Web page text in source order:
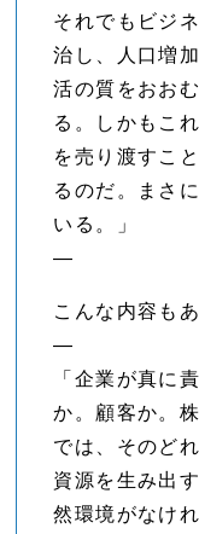
それでもビジ
治し、人口増
活の質をおお
る。しかもこ
を売り渡すこ
るのだ。まさ
いる。」
—
こんな内容も
—
「企業が真に
か。顧客か。
では、そのど
資源を生み出
然環境がなけ